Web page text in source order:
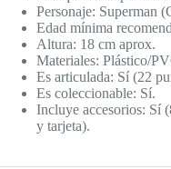
Personaje: Superman
Edad mínima
Altura: 18 cm aprox.
Materiales: Plástico/
Es articulada: Sí (22
Es coleccionable: Sí.
Incluye accesorios: Sí
y tarjeta).